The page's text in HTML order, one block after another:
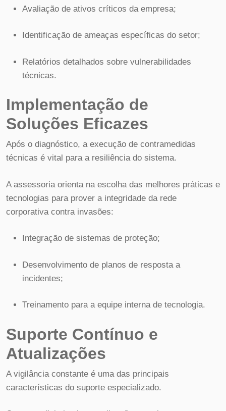
Avaliação de ativos críticos da empresa;
Identificação de ameaças específicas do setor;
Relatórios detalhados sobre vulnerabilidades
técnicas.
Implementação de
Soluções Eficazes
Após o diagnóstico, a execução de contramedidas
técnicas é vital para a resiliência do sistema.
A assessoria orienta na escolha das melhores práticas e
tecnologias para prover a integridade da rede
corporativa contra invasões:
Integração de sistemas de proteção;
Desenvolvimento de planos de resposta a
incidentes;
Treinamento para a equipe interna de tecnologia.
Suporte Contínuo e
Atualizações
A vigilância constante é uma das principais
características do suporte especializado.